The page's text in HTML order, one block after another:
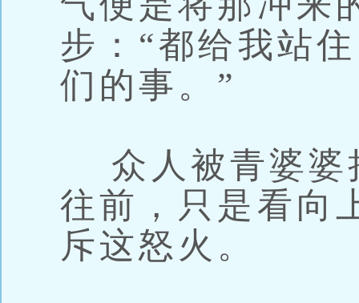
步：“都给我站
们的事。”
众人被青婆婆
往前，只是看向
斥这怒火。